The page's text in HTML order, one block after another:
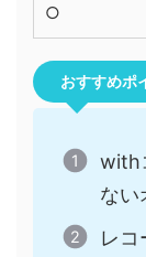
○
おすすめポ
with
ない
レコ